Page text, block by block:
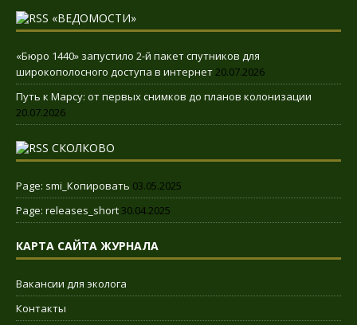
«ВЕДОМОСТИ»
«Бюро 1440» запустило 2-й пакет спутников для
широкополосного доступа в интернет20.07.2026
Путь к Марсу: от первых снимков до планов колонизации
20.07.2026
СКОЛКОВО
Page: smi_Копировать 03.05.2025
Page: releases_short 30.04.2025
КАРТА САЙТА ЖУРНАЛА
Вакансии для эколога
Контакты